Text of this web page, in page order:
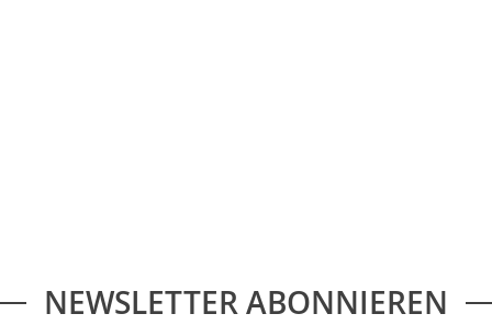
NEWSLETTER ABONNIEREN